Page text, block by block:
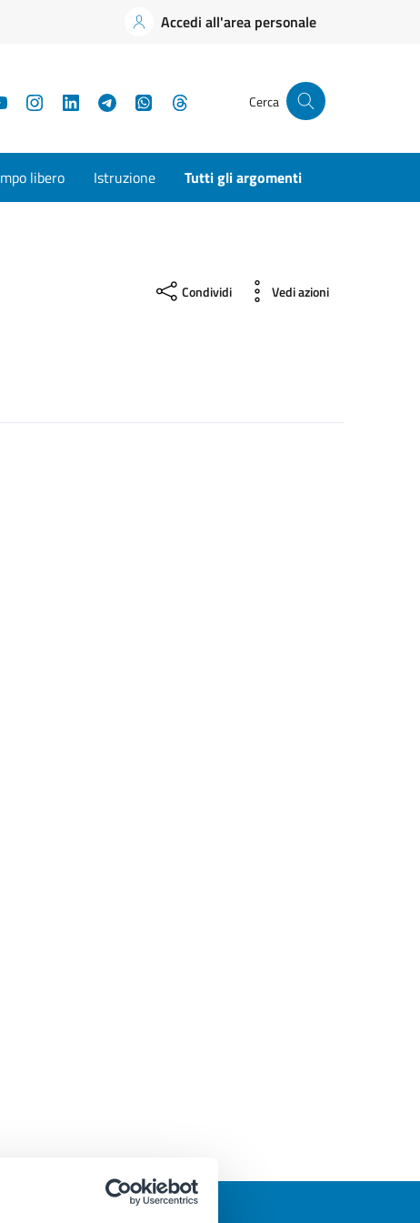
Accedi all'area personale
YouTubeInstagramLinkedInTelegramWhatsApp Cerca
libero Istruzione Tutti gli argomenti
Condividi Vedi azioni